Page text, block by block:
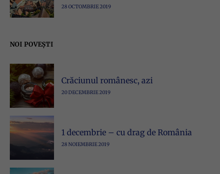
28 OCTOMBRIE 2019
NOI POVEȘTI
Crăciunul românesc, azi
20 DECEMBRIE 2019
1 decembrie – cu drag de România
28 NOIEMBRIE 2019